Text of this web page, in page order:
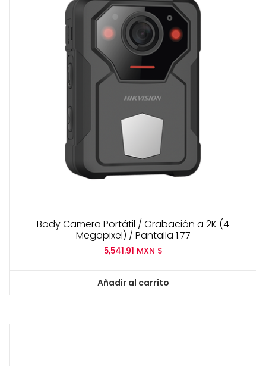
Body Camera Portátil / Grabación a 2K (4
Megapixel) / Pantalla 1.77
5,541.91 MXN $
Añadir al carrito